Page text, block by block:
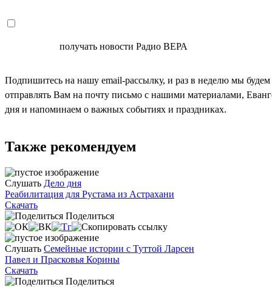
получать новости Радио ВЕРА
Подпишитесь на нашу email-рассылку, и раз в неделю мы будем
отправлять Вам на почту письмо с нашими материалами,
дня и напоминаем о важных событиях и праздниках.
Также рекомендуем
Слушать Дело дня
Реабилитация для Рустама из Астрахани
Скачать
Поделиться
Слушать Семейные истории с Туттой Ларсен
Павел и Прасковья Корины
Скачать
Поделиться